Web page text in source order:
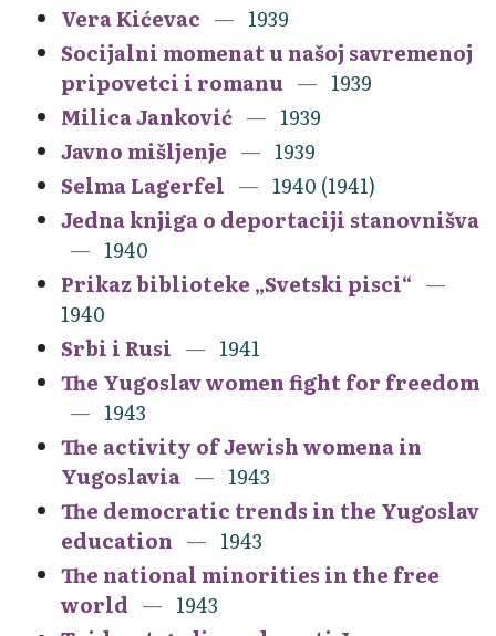
Vera Kićevac
1939
Socijalni momenat u našoj savremenoj
pripovetci i romanu
1939
Milica Janković
1939
Javno mišljenje
1939
Selma Lagerfel
1940 (1941)
Jedna knjiga o deportaciji stanovnišva
1940
Prikaz biblioteke „Svetski pisci“
1940
Srbi i Rusi
1941
The Yugoslav women fight for freedom
1943
The activity of Jewish womena in
Yugoslavia
1943
The democratic trends in the Yugoslav
education
1943
The national minorities in the free
world
1943